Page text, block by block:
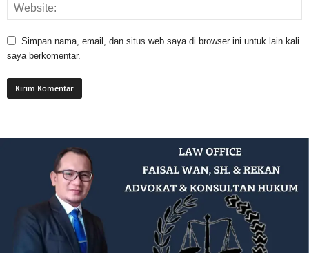
Simpan nama, email, dan situs web saya di browser ini untuk lain kali
saya berkomentar.